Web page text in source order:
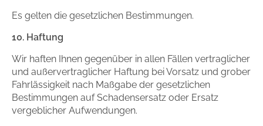
Es gelten die gesetzlichen Bestimmungen.
10. Haftung
Wir haften Ihnen gegenüber in allen Fällen vertraglicher
und außervertraglicher Haftung bei Vorsatz und grober
Fahrlässigkeit nach Maßgabe der gesetzlichen
Bestimmungen auf Schadensersatz oder Ersatz
vergeblicher Aufwendungen.